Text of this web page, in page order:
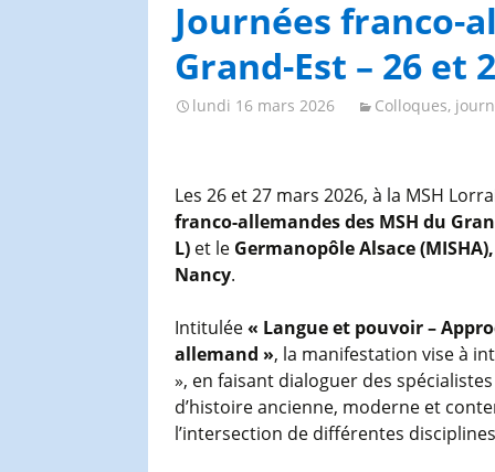
l’AGES
Journées franco-
Grand-Est – 26 et
lundi 16 mars 2026 Colloques,
Les 26 et 27 mars 2026, à la MSH
franco-allemandes des MSH du
L)et le Germanopôle Alsace (MISHA),
Nancy.
Intitulée« Langue et pouvoir –
allemand », la manifestation vise à
», en faisant dialoguer des
d’histoire ancienne, moderne et
l’intersection de différentes